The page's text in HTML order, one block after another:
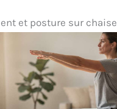
et posture sur chaise